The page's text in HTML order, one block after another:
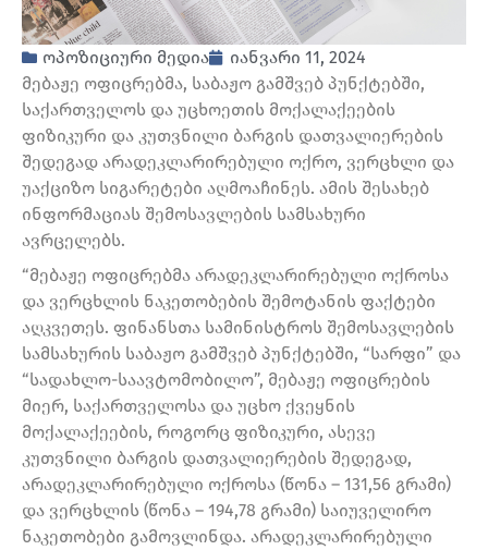
ოპოზიციური მედია
იანვარი 11, 2024
მებაჟე ოფიცრებმა, საბაჟო გამშვებ პუნქტებში,
საქართველოს და უცხოეთის მოქალაქეების
ფიზიკური და კუთვნილი ბარგის დათვალიერების
შედეგად არადეკლარირებული ოქრო, ვერცხლი და
უაქციზო სიგარეტები აღმოაჩინეს. ამის შესახებ
ინფორმაციას შემოსავლების სამსახური
ავრცელებს.
“მებაჟე ოფიცრებმა არადეკლარირებული ოქროსა
და ვერცხლის ნაკეთობების შემოტანის ფაქტები
აღკვეთეს. ფინანსთა სამინისტროს შემოსავლების
სამსახურის საბაჟო გამშვებ პუნქტებში, “სარფი” და
“სადახლო-საავტომობილო”, მებაჟე ოფიცრების
მიერ, საქართველოსა და უცხო ქვეყნის
მოქალაქეების, როგორც ფიზიკური, ასევე
კუთვნილი ბარგის დათვალიერების შედეგად,
არადეკლარირებული ოქროსა (წონა – 131,56 გრამი)
და ვერცხლის (წონა – 194,78 გრამი) საიუველირო
ნაკეთობები გამოვლინდა. არადეკლარირებული